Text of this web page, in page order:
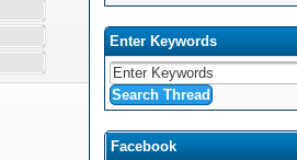
Enter Keywords
Facebook